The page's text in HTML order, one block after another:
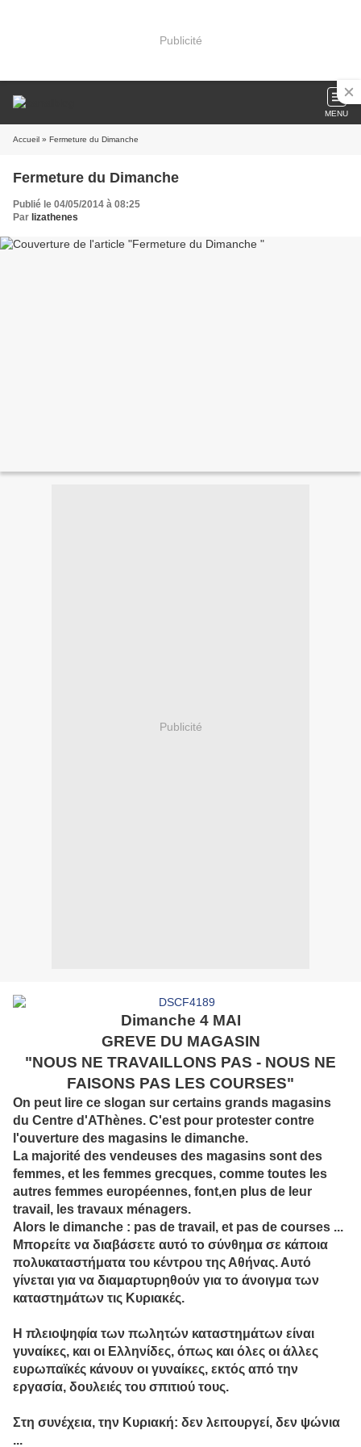
Publicité
MENU
Accueil » Fermeture du Dimanche
Fermeture du Dimanche
Publié le 04/05/2014 à 08:25
Par lizathenes
Publicité
Dimanche 4 MAI
GREVE DU MAGASIN
"NOUS NE TRAVAILLONS PAS - NOUS NE
FAISONS PAS LES COURSES"
On peut lire ce slogan sur certains grands magasins
du Centre d'AThènes. C'est pour protester contre
l'ouverture des magasins le dimanche.
La majorité des vendeuses des magasins sont des
femmes, et les femmes grecques, comme toutes les
autres femmes européennes, font,en plus de leur
travail, les travaux ménagers.
Alors le dimanche : pas de travail, et pas de courses ...
Μπορείτε να διαβάσετε αυτό το σύνθημα σε κάποια
πολυκαταστήματα του κέντρου της Αθήνας. Αυτό
γίνεται για να διαμαρτυρηθούν για το άνοιγμα των
καταστημάτων τις Κυριακές.
Η πλειοψηφία των πωλητών καταστημάτων είναι
γυναίκες, και οι Ελληνίδες, όπως και όλες οι άλλες
ευρωπαϊκές κάνουν οι γυναίκες, εκτός από την
εργασία, δουλειές του σπιτιού τους.
Στη συνέχεια, την Κυριακή: δεν λειτουργεί, δεν ψώνια
...